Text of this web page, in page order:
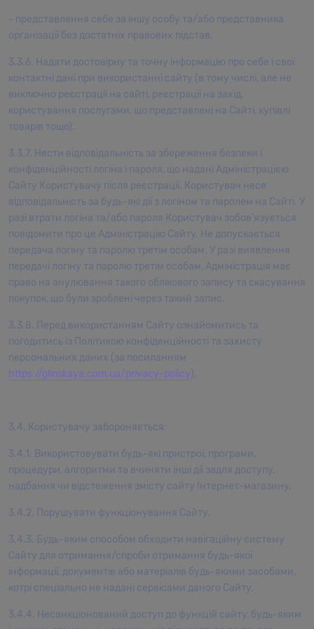
- представлення себе за іншу особу та/або представника
організації без достатніх правових підстав.
3.3.6. Надати достовірну та точну інформацію про себе і свої
контактні дані при використанні сайту (в тому числі, але не
виключно реєстрації на сайті, реєстрації на захід,
користування послугами, що представлені на Сайті, купівлі
товарів тощо).
3.3.7. Нести відповідальність за збереження безпеки і
конфіденційності логіна і пароля, що надані Адміністрацією
Сайту Користувачу після реєстрації. Користувач несе
відповідальність за будь-які дії з логіном та паролем на Сайті. У
разі втрати логіна та/або пароля Користувач зобов’язується
повідомити про це Адміністрацію Сайту. Не допускається
передача логіну та паролю третім особам. У разі виявлення
передачі логіну та паролю третім особам, Адміністрація має
право на анулювання такого облікового запису та скасування
покупок, що були зроблені через такий запис.
3.3.8. Перед використанням Сайту ознайомитись та
погодитись із Політикою конфіденційності та захисту
персональних даних (за посиланням
https://glinskaya.com.ua/privacy-policy ).
3.4. Користувачу забороняється:
3.4.1. Використовувати будь-які пристрої, програми,
процедури, алгоритми та вчиняти інші дії задля доступу,
надбання чи відстеження змісту сайту Інтернет-магазину.
3.4.2. Порушувати функціонування Сайту.
3.4.3. Будь-яким способом обходити навігаційну систему
Сайту для отримання/спроби отримання будь-якої
інформації, документів або матеріалів будь-якими засобами,
котрі спеціально не надані сервісами даного Сайту.
3.4.4. Несанкціонований доступ до функцій сайту, будь-яким